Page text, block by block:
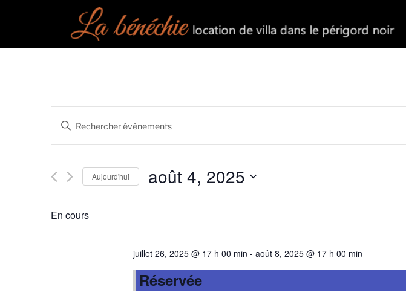
Recherche
de
Saisir
Évènements
clé.
Aujourd'hui août 4, 2025
En cours
juillet 26, 2025 @ 17 h 00 min - août 8, 2025 @ 17 h 00 min
Réservée